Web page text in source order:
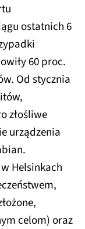
ostatnich 6
60 proc.
Od stycznia
złośliwe
urządzenia
Helsinkach
celom) oraz